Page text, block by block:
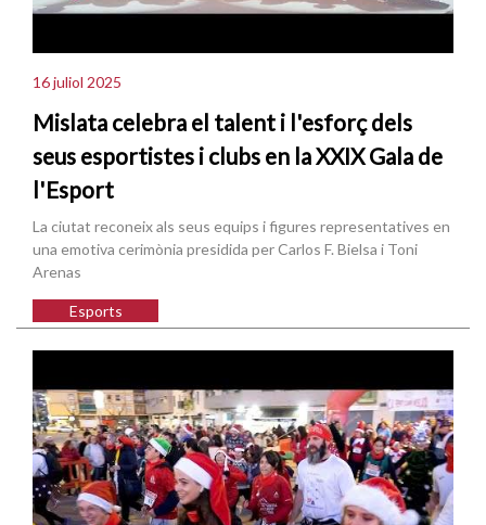
16 juliol 2025
Mislata celebra el talent i l'esforç dels
seus esportistes i clubs en la XXIX Gala de
l'Esport
La ciutat reconeix als seus equips i figures representatives en
una emotiva cerimònia presidida per Carlos F. Bielsa i Toni
Arenas
Esports